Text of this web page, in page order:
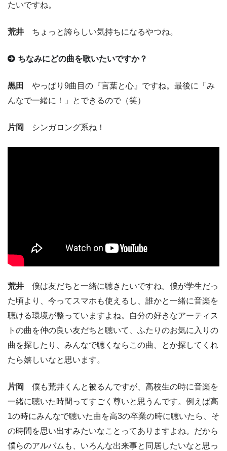
たいですね。
荒井 ちょっと誇らしい気持ちになるやつね。
ちなみにどの曲を歌いたいですか？
黒田
やっぱり9曲目の『言葉と心』ですね。最後に「み
んなで一緒に！」とできるので（笑）
片岡 シンガロング系ね！
荒井 僕は友だちと一緒に聴きたいですね。僕が学生だっ
た頃より、今ってスマホも使えるし、誰かと一緒に音楽を
聴ける環境が整っていますよね。自分の好きなアーティス
トの曲を仲の良い友だちと聴いて、ふたりのお気に入りの
曲を探したり、みんなで聴くならこの曲、とか探してくれ
たら嬉しいなと思います。
片岡
僕も荒井くんと被るんですが、高校生の時に音楽を
一緒に聴いた時間ってすごく尊いと思うんです。例えば高
1の時にみんなで聴いた曲を高3の卒業の時に聴いたら、そ
の時間を思い出すみたいなことってありますよね。だから
僕らのアルバムも、いろんな出来事と同居したいなと思っ